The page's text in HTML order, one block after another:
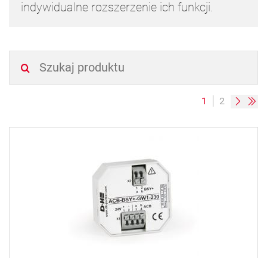
indywidualne rozszerzenie ich funkcji.
1 2